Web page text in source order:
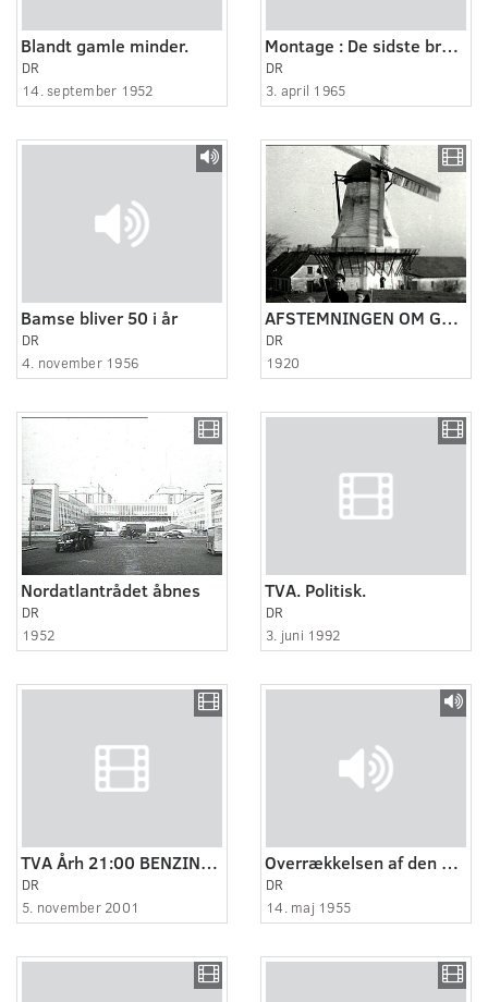
Blandt gamle minder.
DR
14. september 1952
Montage : De sidste breve
DR
3. april 1965
Bamse bliver 50 i år
DR
4. november 1956
AFSTEMNINGEN OM GENFORENINGEN 1920
DR
1920
Nordatlantrådet åbnes
DR
1952
TVA. Politisk.
DR
3. juni 1992
TVA Årh 21:00 BENZINVALG
DR
5. november 2001
Overrækkelsen af den nye fjernsynsmast
DR
14. maj 1955